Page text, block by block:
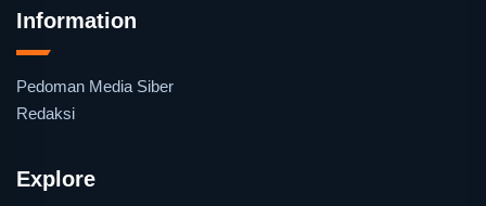
Information
Pedoman Media Siber
Redaksi
Explore